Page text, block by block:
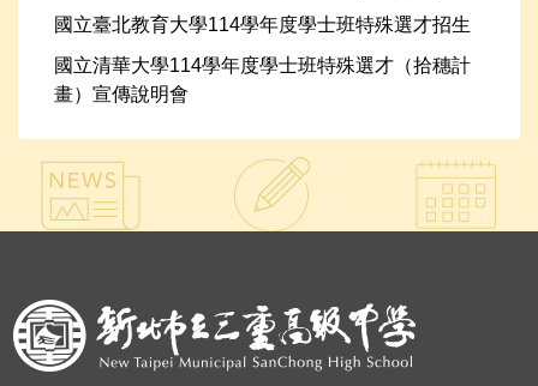
國立臺北教育大學114學年度學士班特殊選才招生
國立清華大學114學年度學士班特殊選才（拾穗計
畫）宣傳說明會